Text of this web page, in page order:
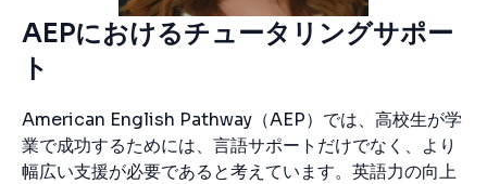
AEPにおけるチュータリングサポー
ト
American English Pathway（AEP）では、高校生が学
業で成功するためには、言語サポートだけでなく、より
幅広い支援が必要であると考えています。英語力の向上